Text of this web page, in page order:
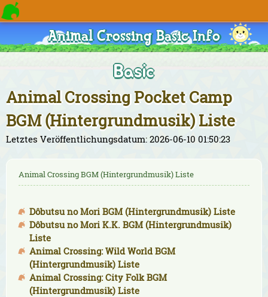
Animal Crossing Basic Info
Basic
Animal Crossing Pocket Camp
BGM (Hintergrundmusik) Liste
Letztes Veröffentlichungsdatum: 2026-06-10 01:50:23
Animal Crossing BGM (Hintergrundmusik) Liste
Dôbutsu no Mori BGM (Hintergrundmusik) Liste
Dôbutsu no Mori K.K. BGM (Hintergrundmusik)
Liste
Animal Crossing: Wild World BGM
(Hintergrundmusik) Liste
Animal Crossing: City Folk BGM
(Hintergrundmusik) Liste